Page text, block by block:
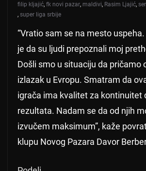
filip kljajić, fk novi pazar, maldivi, Rasim Ljajić,
, super liga srbije
“Vratio sam se na mesto
je da su ljudi prepoznali moj
Došli smo u situaciju da pričamo
izlazak u Evropu. Smatram da
igrača ima kvalitet za kontinuitet
rezultata. Nadam se da od njih
izvučem maksimum”, kaže
klupu Novog Pazara Davor